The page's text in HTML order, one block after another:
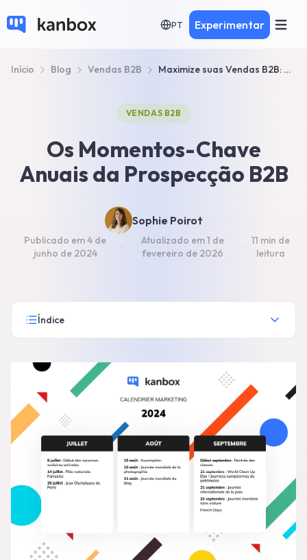
PT Experimentar
Início Blog Vendas B2B Maximize suas Vendas B2B: Momentos-Chave Anuais
VENDAS B2B
Os Momentos-Chave
Anuais da Prospecção B2B
Sophie Poirot
Publicado em4 de
junho de 2024
·
Atualizado em1 de
fevereiro de 2026
·
11 min de
leitura
Índice